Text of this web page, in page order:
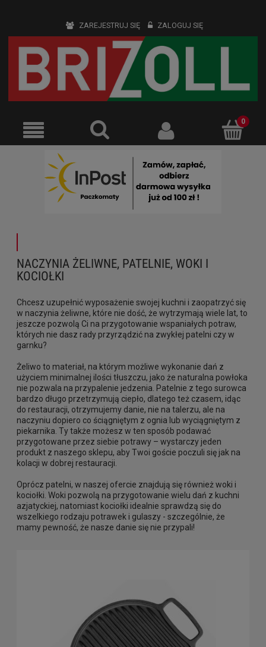
ZAREJESTRUJ SIĘ ZALOGUJ SIĘ
NACZYNIA ŻELIWNE, PATELNIE, WOKI I
KOCIOŁKI
Chcesz uzupełnić wyposażenie swojej kuchni i zaopatrzyć się
w naczynia żeliwne, które nie dość, że wytrzymają wiele lat, to
jeszcze pozwolą Ci na przygotowanie wspaniałych potraw,
których nie dasz rady przyrządzić na zwykłej patelni czy w
garnku?
Żeliwo to materiał, na którym możliwe wykonanie dań z
użyciem minimalnej ilości tłuszczu, jako że naturalna powłoka
nie pozwala na przypalenie jedzenia. Patelnie z tego surowca
bardzo długo przetrzymują ciepło, dlatego też czasem, idąc
do restauracji, otrzymujemy danie, nie na talerzu, ale na
naczyniu dopiero co ściągniętym z ognia lub wyciągniętym z
piekarnika. Ty także możesz w ten sposób podawać
przygotowane przez siebie potrawy – wystarczy jeden
produkt z naszego sklepu, aby Twoi goście poczuli się jak na
kolacji w dobrej restauracji.
Oprócz patelni, w naszej ofercie znajdują się również woki i
kociołki. Woki pozwolą na przygotowanie wielu dań z kuchni
azjatyckiej, natomiast kociołki idealnie sprawdzą się do
wszelkiego rodzaju potrawek i gulaszy - szczególnie, że
mamy pewność, że nasze danie się nie przypali!